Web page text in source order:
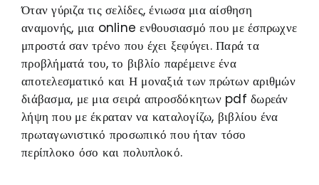
Όταν γύριζα τις σελίδες, ένιωσα μια αίσθηση
αναμονής, μια online ενθουσιασμό που με έσπρωχνε
μπροστά σαν τρένο που έχει ξεφύγει. Παρά τα
προβλήματά του, το βιβλίο παρέμεινε ένα
αποτελεσματικό και Η μοναξιά των πρώτων αριθμών
διάβασμα, με μια σειρά απροσδόκητων pdf δωρεάν
λήψη που με έκραταν να καταλογίζω, βιβλίου ένα
πρωταγωνιστικό προσωπικό που ήταν τόσο
περίπλοκο όσο και πολυπλοκό.